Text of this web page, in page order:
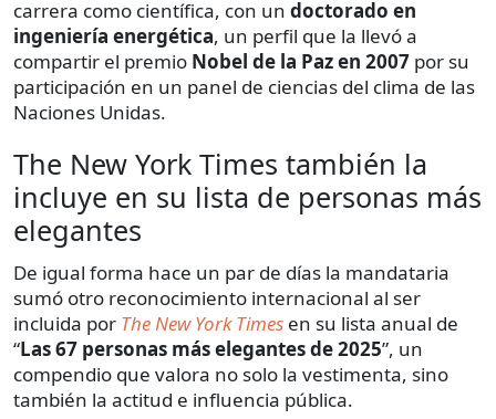
carrera como científica, con un doctorado en
ingeniería energética, un perfil que la llevó a
compartir el premio Nobel de la Paz en 2007 por su
participación en un panel de ciencias del clima de las
Naciones Unidas.
The New York Times también la
incluye en su lista de personas más
elegantes
De igual forma hace un par de días la mandataria
sumó otro reconocimiento internacional al ser
incluida por The New York Times en su lista anual de
“Las 67 personas más elegantes de 2025”, un
compendio que valora no solo la vestimenta, sino
también la actitud e influencia pública.